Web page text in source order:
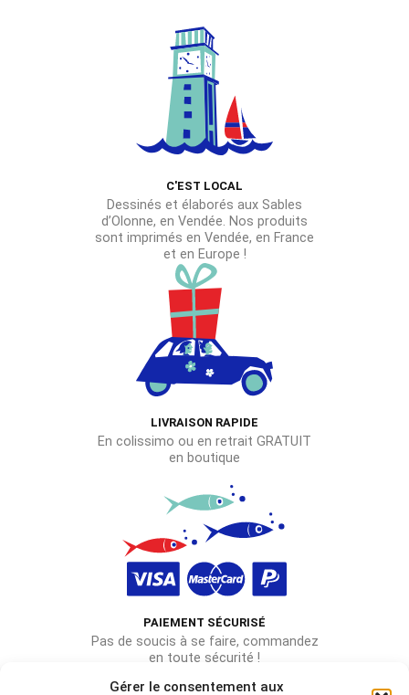
Gérer le consentement aux
C'EST LOCAL
Dessinés et élaborés aux Sables
d’Olonne, en Vendée. Nos produits
sont imprimés en Vendée, en France
et en Europe !
LIVRAISON RAPIDE
En colissimo ou en retrait GRATUIT
en boutique
PAIEMENT SÉCURISÉ
Pas de soucis à se faire, commandez
en toute sécurité !